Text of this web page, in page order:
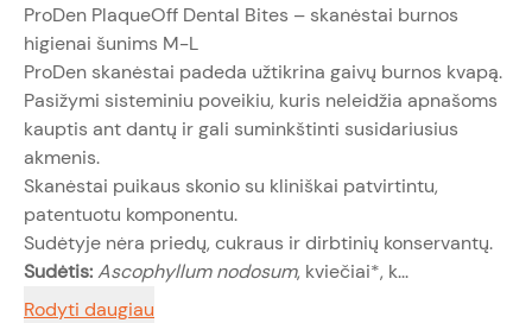
ProDen PlaqueOff Dental Bites – skanėstai burnos
higienai šunims M-L
ProDen skanėstai padeda užtikrina gaivų burnos kvapą.
Pasižymi sisteminiu poveikiu, kuris neleidžia apnašoms
kauptis ant dantų ir gali suminkštinti susidariusius
akmenis.
Skanėstai puikaus skonio su kliniškai patvirtintu,
patentuotu komponentu.
Sudėtyje nėra priedų, cukraus ir dirbtinių konservantų.
Sudėtis:Ascophyllum nodosum, kviečiai*, k...
Rodyti daugiau